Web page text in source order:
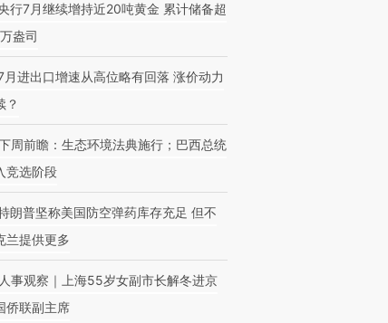
行7月继续增持近20吨黄金 累计储备超
盎司
月进出口增速从高位略有回落 涨价动力
？
周前瞻：生态环境法典施行；巴西总统
竞选阶段
朗普坚称美国防空弹药库存充足 但不
兰提供更多
人事观察｜上海55岁女副市长解冬进京
侨联副主席